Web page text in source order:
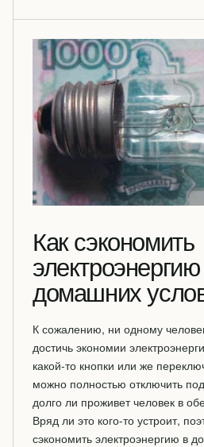
Как сэкономить
домашних
К сожалению, ни одному
достичь экономии
какой-то кнопки или же
можно полностью отключить
долго ли проживет человек в
Вряд ли это кого-то устроит,
сэкономить электроэнергию в